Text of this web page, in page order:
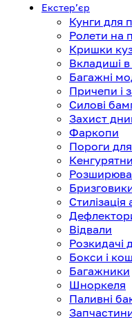
Екстерʼєр
Кунги для
Ролети на
Кришки
Вкладиші в
Багажні
Причепи і
Силові
Захист
Фаркопи
Пороги
Стилізація
Відвали
Розкидачі
Бокси і
Багажники
Шноркеля
Паливні